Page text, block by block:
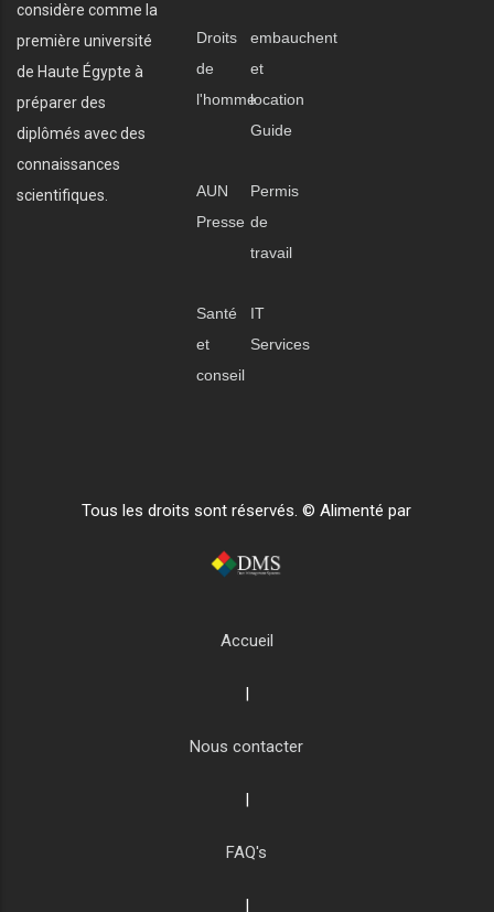
considère comme la
première université
de Haute Égypte à
préparer des
diplômés avec des
connaissances
scientifiques.
Droits
de
l'homme
embauchent
et
location
Guide
AUN
Presse
Permis
de
travail
Santé
et
conseil
IT
Services
Tous les droits sont réservés. © Alimenté par
Accueil
Nous contacter
FAQ's